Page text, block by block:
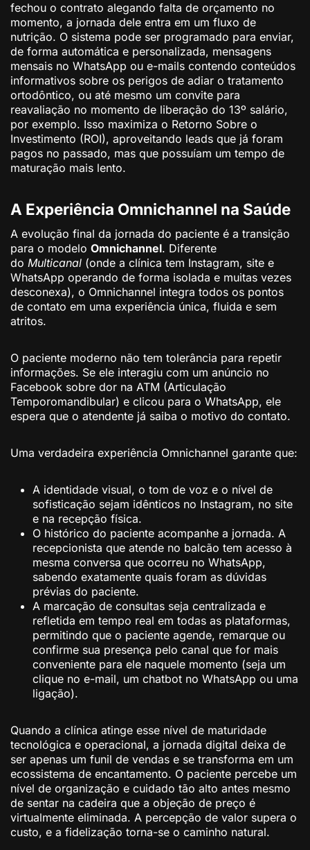
fechou o contrato alegando falta de orçamento no
momento, a jornada dele entra em um fluxo de
nutrição. O sistema pode ser programado para enviar,
de forma automática e personalizada, mensagens
mensais no WhatsApp ou e-mails contendo conteúdos
informativos sobre os perigos de adiar o tratamento
ortodôntico, ou até mesmo um convite para
reavaliação no momento de liberação do 13º salário,
por exemplo. Isso maximiza o Retorno Sobre o
Investimento (ROI), aproveitando leads que já foram
pagos no passado, mas que possuíam um tempo de
maturação mais lento.
A Experiência Omnichannel na Saúde
A evolução final da jornada do paciente é a transição
para o modelo Omnichannel. Diferente
do Multicanal (onde a clínica tem Instagram, site e
WhatsApp operando de forma isolada e muitas vezes
desconexa), o Omnichannel integra todos os pontos
de contato em uma experiência única, fluida e sem
atritos.
O paciente moderno não tem tolerância para repetir
informações. Se ele interagiu com um anúncio no
Facebook sobre dor na ATM (Articulação
Temporomandibular) e clicou para o WhatsApp, ele
espera que o atendente já saiba o motivo do contato.
Uma verdadeira experiência Omnichannel garante que:
A identidade visual, o tom de voz e o nível de
sofisticação sejam idênticos no Instagram, no site
e na recepção física.
O histórico do paciente acompanhe a jornada. A
recepcionista que atende no balcão tem acesso à
mesma conversa que ocorreu no WhatsApp,
sabendo exatamente quais foram as dúvidas
prévias do paciente.
A marcação de consultas seja centralizada e
refletida em tempo real em todas as plataformas,
permitindo que o paciente agende, remarque ou
confirme sua presença pelo canal que for mais
conveniente para ele naquele momento (seja um
clique no e-mail, um chatbot no WhatsApp ou uma
ligação).
Quando a clínica atinge esse nível de maturidade
tecnológica e operacional, a jornada digital deixa de
ser apenas um funil de vendas e se transforma em um
ecossistema de encantamento. O paciente percebe um
nível de organização e cuidado tão alto antes mesmo
de sentar na cadeira que a objeção de preço é
virtualmente eliminada. A percepção de valor supera o
custo, e a fidelização torna-se o caminho natural.